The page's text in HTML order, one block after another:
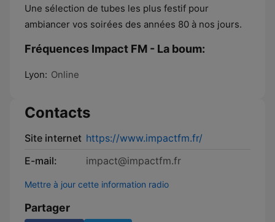
Une sélection de tubes les plus festif pour
ambiancer vos soirées des années 80 à nos jours.
Fréquences Impact FM - La boum:
Lyon: Online
Contacts
Site internet https://www.impactfm.fr/
E-mail:
impact@impactfm.fr
Mettre à jour cette information radio
Partager